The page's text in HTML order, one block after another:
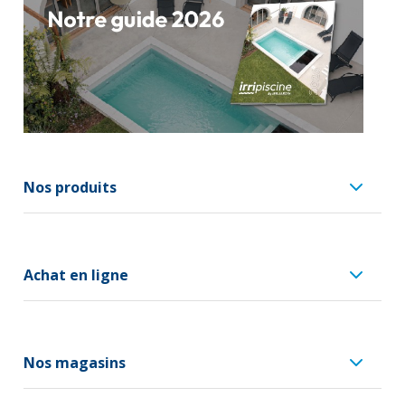
Nos produits
Achat en ligne
Nos magasins